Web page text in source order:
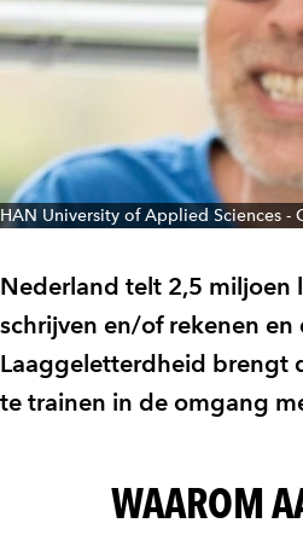
HAN University of Applied Sciences -
Nederland telt 2,5 miljoen
schrijven en/of rekenen
Laaggeletterdheid brengt
te trainen in de omgang
WAAROM